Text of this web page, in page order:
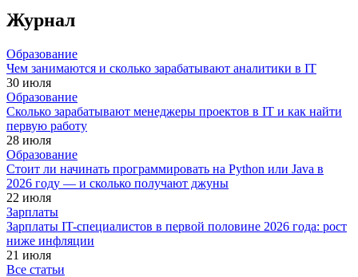
Журнал
Образование
Чем занимаются и сколько зарабатывают аналитики в IT
30 июля
Образование
Сколько зарабатывают менеджеры проектов в IT и как найти
первую работу
28 июля
Образование
Стоит ли начинать программировать на Python или Java в
2026 году — и сколько получают джуны
22 июля
Зарплаты
Зарплаты IT-специалистов в первой половине 2026 года: рост
ниже инфляции
21 июля
Все статьи